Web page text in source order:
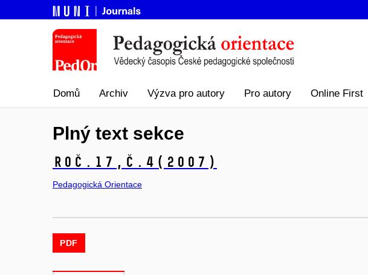
Domů Archiv Výzva pro autory Pro autory Online First
Plný text sekce
Roč.17, č.4 (2007)
Pedagogická Orientace
PDF